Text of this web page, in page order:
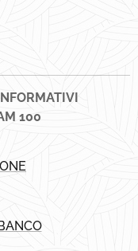
100